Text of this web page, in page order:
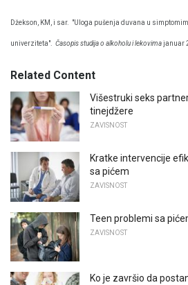
Džekson, KM, i sar. "Uloga pušenja duvana u
univerziteta". Časopis studija o alkoholu i lekovimajanuar
Related Content
Višestruki seks
tinejdžere
ZAVISNOST
Kratke intervencije
sa pićem
ZAVISNOST
Teen problemi sa
ZAVISNOST
Ko je završio da